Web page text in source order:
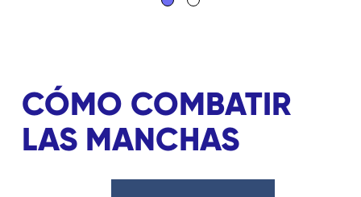
CÓMO COMBATIR
LAS MANCHAS